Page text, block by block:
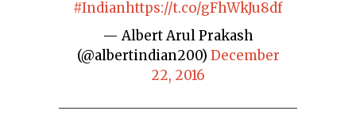
#Indianhttps://t.co/gFhWkJu8df
— Albert Arul Prakash
(@albertindian200) December
22, 2016